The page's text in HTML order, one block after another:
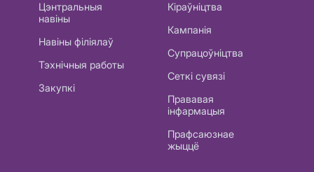
Цэнтральныя
навіны
Навіны філіялаў
Тэхнічныя работы
Закупкі
Кіраўніцтва
Кампанія
Супрацоўніцтва
Сеткі сувязі
Прававая
інфармацыя
Прафсаюзнае
жыццё